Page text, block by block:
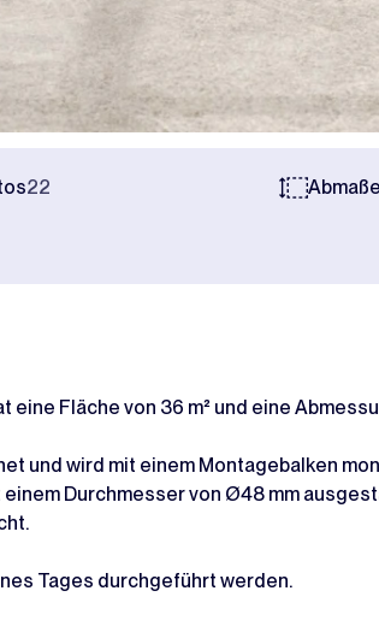
22 Abmaße
Fläche von 36 m² und eine
und wird mit einem Montagebalken
Durchmesser von Ø48 mm
Tages durchgeführt werden.